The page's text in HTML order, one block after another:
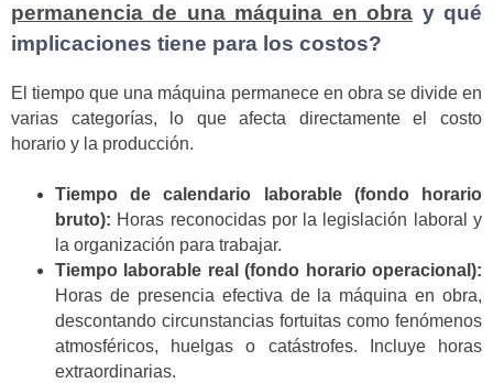
permanencia de una máquina en obra y qué
implicaciones tiene para los costos?
El tiempo que una máquina permanece en obra se divide en
varias categorías, lo que afecta directamente el costo
horario y la producción.
Tiempo de calendario laborable (fondo horario
bruto): Horas reconocidas por la legislación laboral y
la organización para trabajar.
Tiempo laborable real (fondo horario operacional):
Horas de presencia efectiva de la máquina en obra,
descontando circunstancias fortuitas como fenómenos
atmosféricos, huelgas o catástrofes. Incluye horas
extraordinarias.